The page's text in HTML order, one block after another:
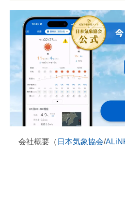
会社概要（ 日本気象協会/